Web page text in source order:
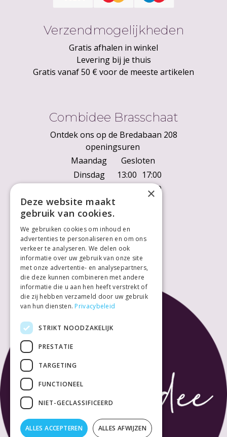
Verzendmogelijkheden
Gratis afhalen in winkel
Levering bij je thuis
Gratis vanaf 50 € voor de meeste artikelen
Combidee Brasschaat
Ontdek ons op de Bredabaan 208
openingsuren
Maandag
Gesloten
Dinsdag
13:00 17:00
18:00
Donderdag
Vrijdag
Zaterdag
10:00
Zondag
Gesloten
×
Deze website maakt
gebruik van cookies.
We gebruiken cookies om inhoud en
advertenties te personaliseren en om ons
verkeer te analyseren. We delen ook
informatie over uw gebruik van onze site
met onze advertentie- en analysepartners,
die deze kunnen combineren met andere
informatie die u aan hen heeft verstrekt of
die zij hebben verzameld door uw gebruik
van hun diensten. Privacybeleid
STRIKT NOODZAKELIJK
PRESTATIE
TARGETING
FUNCTIONEEL
NIET-GECLASSIFICEERD
ALLES ACCEPTEREN ALLES AFWIJZEN